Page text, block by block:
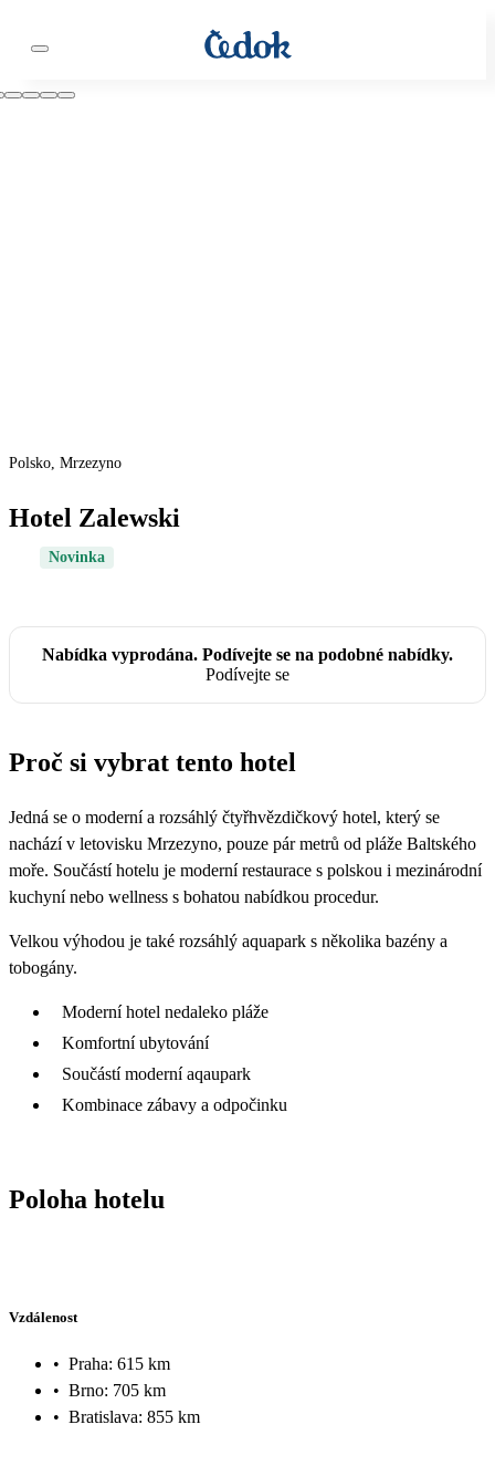
Polsko, Mrzezyno
Hotel Zalewski
Novinka
Nabídka vyprodána. Podívejte se na podobné nabídky.
Podívejte se
Proč si vybrat tento hotel
Jedná se o moderní a rozsáhlý čtyřhvězdičkový hotel, který se
nachází v letovisku Mrzezyno, pouze pár metrů od pláže Baltského
moře. Součástí hotelu je moderní restaurace s polskou i mezinárodní
kuchyní nebo wellness s bohatou nabídkou procedur.
Velkou výhodou je také rozsáhlý aquapark s několika bazény a
tobogány.
Moderní hotel nedaleko pláže
Komfortní ubytování
Součástí moderní aqaupark
Kombinace zábavy a odpočinku
Poloha hotelu
Vzdálenost
• Praha: 615 km
• Brno: 705 km
• Bratislava: 855 km